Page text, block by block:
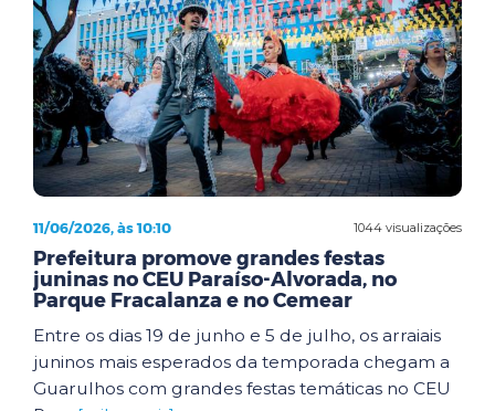
1044 visualizações
11/06/2026, às 10:10
Prefeitura promove grandes festas
juninas no CEU Paraíso-Alvorada, no
Parque Fracalanza e no Cemear
Entre os dias 19 de junho e 5 de julho, os arraiais
juninos mais esperados da temporada chegam a
Guarulhos com grandes festas temáticas no CEU